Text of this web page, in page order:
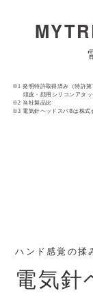
※1 発明特許取得済み（特許第
頭皮・顔用シリコンアタ
※2 当社製品比
※3 電気針ヘッドスパ®は株式
ハンド感覚の揉
電気針
サイズ
セット内容